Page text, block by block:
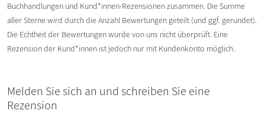
Buchhandlungen und Kund*innen-Rezensionen zusammen. Die Summe
aller Sterne wird durch die Anzahl Bewertungen geteilt (und ggf. gerundet).
Die Echtheit der Bewertungen wurde von uns nicht überprüft. Eine
Rezension der Kund*innen ist jedoch nur mit Kundenkonto möglich.
Melden Sie sich an und schreiben Sie eine
Rezension